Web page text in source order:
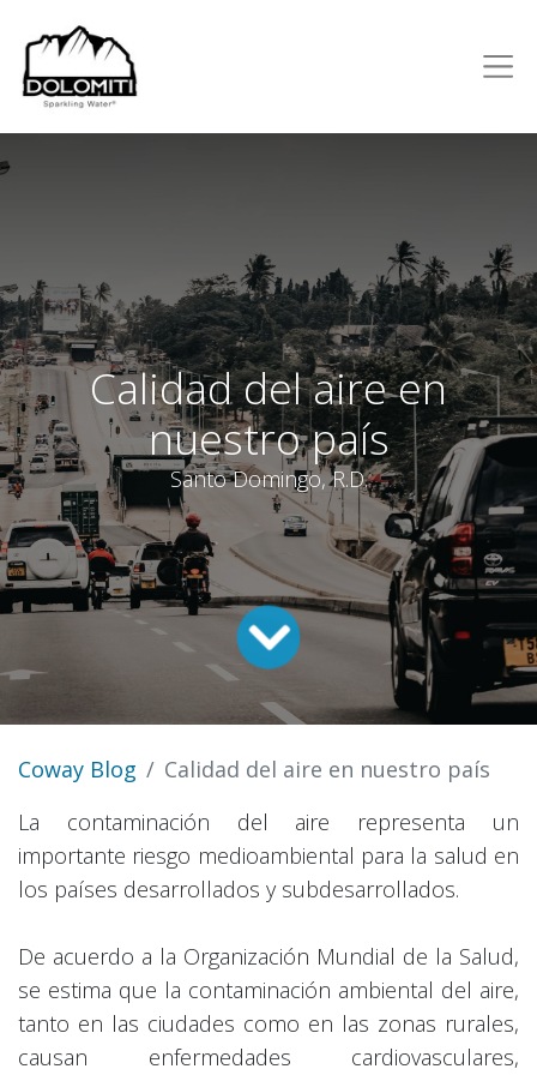
Calidad del aire en
nuestro país
Santo Domingo, R.D.
Coway Blog
Calidad del aire en nuestro país
La contaminación del aire representa un
importante riesgo medioambiental para la salud en
los países desarrollados y subdesarrollados.
De acuerdo a la Organización Mundial de la Salud,
se estima que la contaminación ambiental del aire,
tanto en las ciudades como en las zonas rurales,
causan enfermedades cardiovasculares,